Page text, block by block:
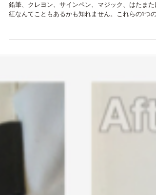
お子様が落書きするペンのよくある種類は、例えば
鉛筆、クレヨン、サインペン、マジック、はたまた